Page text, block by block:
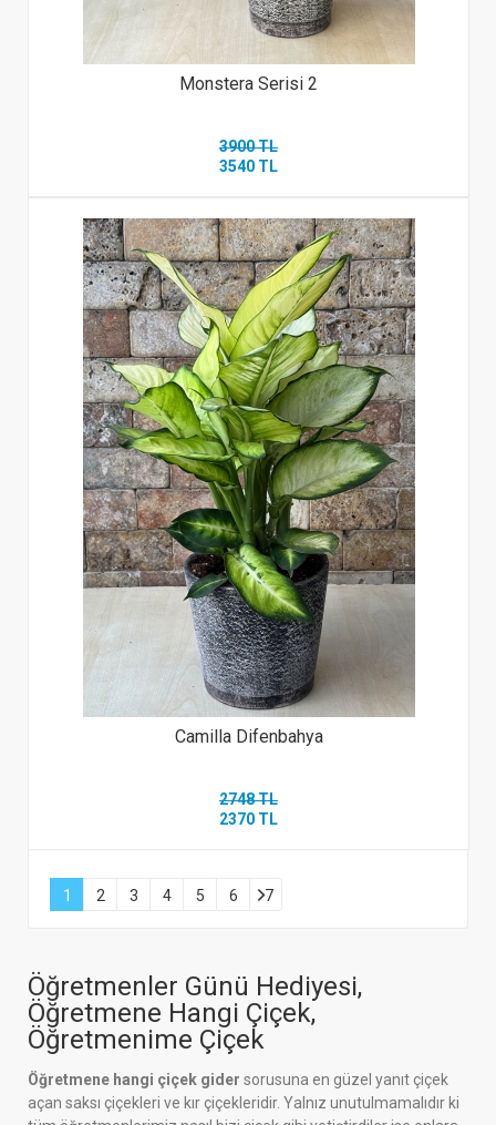
Monstera Serisi 2
3900 TL
3540 TL
Camilla Difenbahya
2748 TL
2370 TL
1 2 3 4 5 6 7
Öğretmenler Günü Hediyesi,
Öğretmene Hangi Çiçek,
Öğretmenime Çiçek
Öğretmene hangi çiçek gider sorusuna en güzel yanıt çiçek
açan saksı çiçekleri ve kır çiçekleridir. Yalnız unutulmamalıdır ki